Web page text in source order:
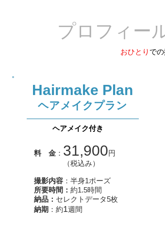
プロフィー
おひとり で
Hairmake Plan
​ヘアメイクプラン
ヘアメイク付き
料 金 ： 31,900円
（税込み）
撮影内容 ：半身1ポーズ
所要時間： 約1.5時間
納品： セレクトデータ5枚
納期 ：約1週間